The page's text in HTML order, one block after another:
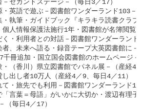
セカンドステージ－（毎日3／17）
・英語で遊ぶ－図書館ワンダーランド103－
・執筆・ガイドブック『キラキラ読書クラ
個人情報保護法施行1年・図書館が名簿閲覧
く・利用者との対話－図書館ワンダーラン
者、未来へ語る・録音テープ大英図書館に
千冊追加・国立国会図書館のホームページ
・（香川）県立図書館でパネル展－（産経4
出し者10万人（産経4／9、毎日4／11）
て・旅先でも利用－図書館ワンダーランド
「言葉＝母語」がいかに大切か・渡辺有理
毎日4／17）